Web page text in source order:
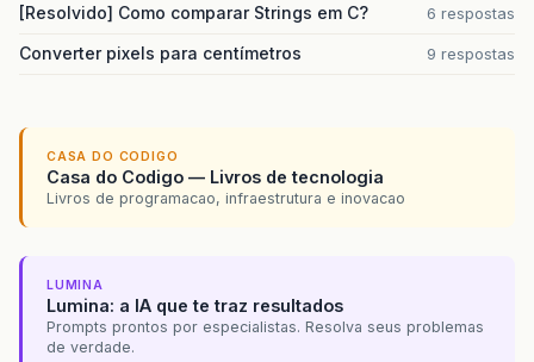
[Resolvido] Como comparar Strings em C? 6 respostas
Converter pixels para centímetros 9 respostas
CASA DO CODIGO
Casa do Codigo — Livros de tecnologia
Livros de programacao, infraestrutura e inovacao
LUMINA
Lumina: a IA que te traz resultados
Prompts prontos por especialistas. Resolva seus problemas
de verdade.